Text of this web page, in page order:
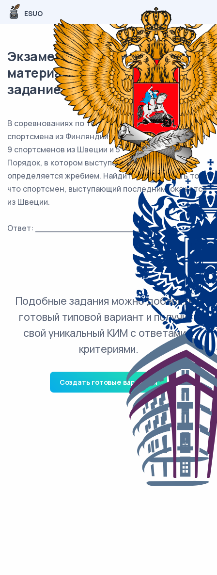
ESUO
Экзаменационный (типовой)
материал ЕГЭ / База / 05
задание (24) / 145
В соревнованиях по толканию ядра участвуют 4
спортсмена из Финляндии, 7 спортсменов из Дании,
9 спортсменов из Швеции и 5 — из Норвегии.
Порядок, в котором выступают спортсмены,
определяется жребием. Найдите вероятность того,
что спортсмен, выступающий последним, окажется
из Швеции.
Ответ: ___________________________.
Подобные задания можно добавить в
готовый типовой вариант и получить
свой уникальный КИМ с ответами и
критериями.
Создать готовые варианты